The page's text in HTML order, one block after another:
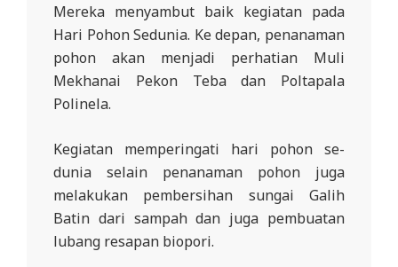
Mereka menyambut baik kegiatan pada
Hari Pohon Sedunia. Ke depan, penanaman
pohon akan menjadi perhatian Muli
Mekhanai Pekon Teba dan Poltapala
Polinela.
Kegiatan memperingati hari pohon se-
dunia selain penanaman pohon juga
melakukan pembersihan sungai Galih
Batin dari sampah dan juga pembuatan
lubang resapan biopori.